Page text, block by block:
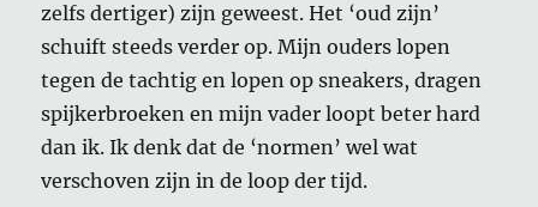
zelfs dertiger) zijn geweest. Het ‘oud zijn’
schuift steeds verder op. Mijn ouders lopen
tegen de tachtig en lopen op sneakers, dragen
spijkerbroeken en mijn vader loopt beter hard
dan ik. Ik denk dat de ‘normen’ wel wat
verschoven zijn in de loop der tijd.